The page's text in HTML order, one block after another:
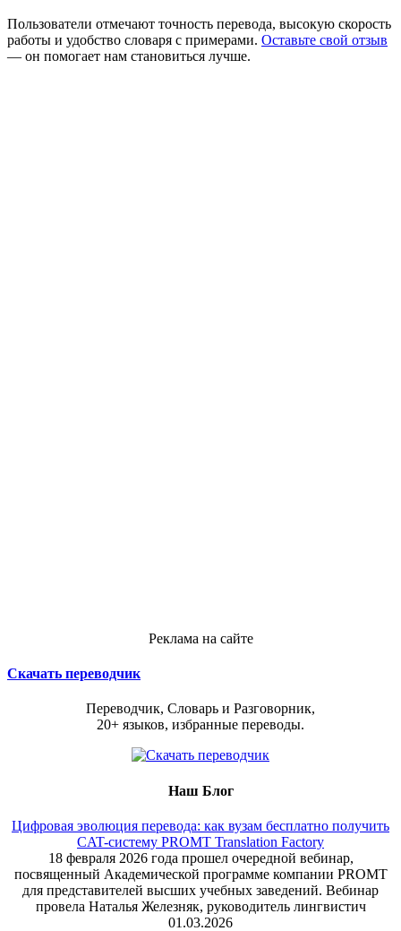
Пользователи отмечают точность перевода, высокую скорость
работы и удобство словаря с примерами. Оставьте свой отзыв
— он помогает нам становиться лучше.
Реклама на сайте
Скачать переводчик
Переводчик, Словарь и Разговорник,
20+ языков, избранные переводы.
Наш Блог
Цифровая эволюция перевода: как вузам бесплатно получить
CAT-систему PROMT Translation Factory
18 февраля 2026 года прошел очередной вебинар,
посвященный Академической программе компании PROMT
для представителей высших учебных заведений. Вебинар
провела Наталья Железняк, руководитель лингвистич
01.03.2026